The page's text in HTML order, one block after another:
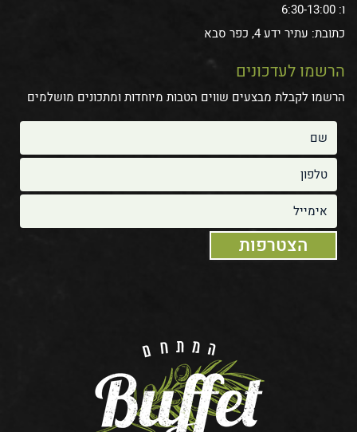
ו: 6:30-13:00
כתובת: עתיר ידע 4, כפר סבא
הרשמו לעדכונים
הרשמו לקבלת מבצעים שווים הטבות מיוחדות ומתכונים מושלמים